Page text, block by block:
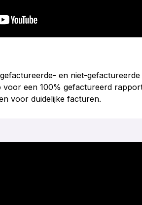
en niet-
een 100% gefactureerd
voor duidelijke facturen.